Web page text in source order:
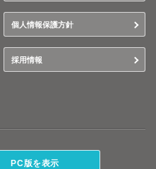
個人情報保護方針
採用情報
PC版を表示